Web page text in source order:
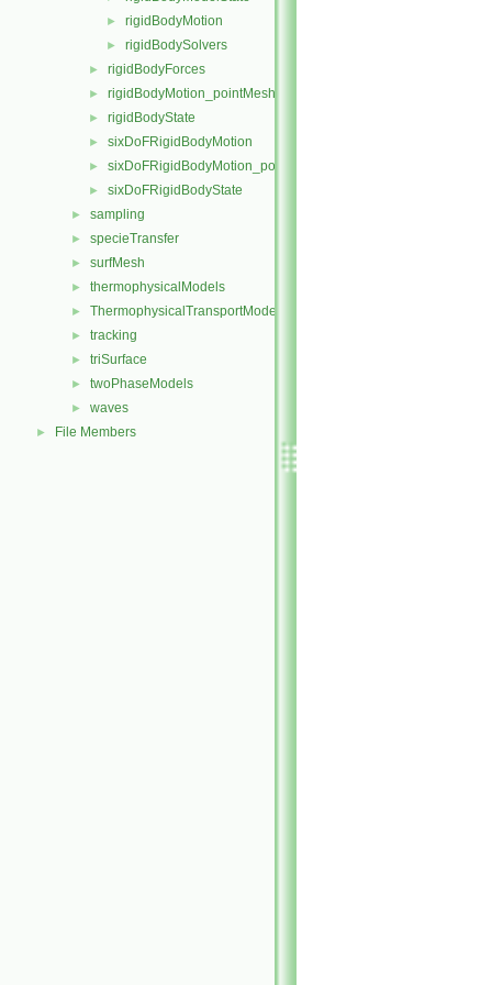
► rigidBodyMotion
► rigidBodySolvers
► rigidBodyForces
► rigidBodyMotion_pointMeshMovers
► rigidBodyState
► sixDoFRigidBodyMotion
► sixDoFRigidBodyMotion_pointMeshMovers
► sixDoFRigidBodyState
► sampling
► specieTransfer
► surfMesh
► thermophysicalModels
► ThermophysicalTransportModels
► tracking
► triSurface
► twoPhaseModels
► waves
► File Members